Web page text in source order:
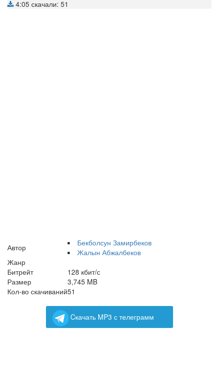
4:05 скачали: 51
Автор
Бекболсун Замирбеков
Жалын Абжалбеков
Жанр
Битрейт
128 кбит/с
Размер
3,745 MB
Кол-во скачиваний51
Cкачать MP3 с телеграмм